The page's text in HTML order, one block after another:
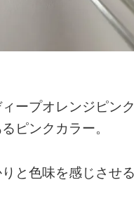
ープオレンジピン
ピンクカラー。
と色味を感じさせ